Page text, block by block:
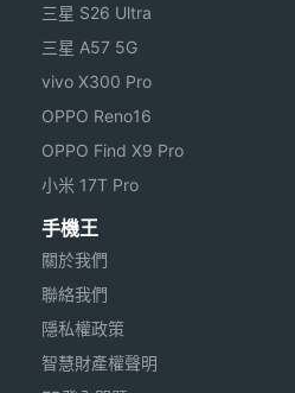
12.0 以上裝置
業系統
解析度 AMOLED 螢幕
感測器
潛水模式、釣魚滑雪模式、
測、壓力評估、血氧含量
GLONASS, GPS, NAVIC,
三星 S26 Ultra
三星 A57 5G
vivo X300 Pro
OPPO Reno16
OPPO Find X9 Pro
小米 17T Pro
手機王
關於我們
聯絡我們
隱私權政策
智慧財產權聲明